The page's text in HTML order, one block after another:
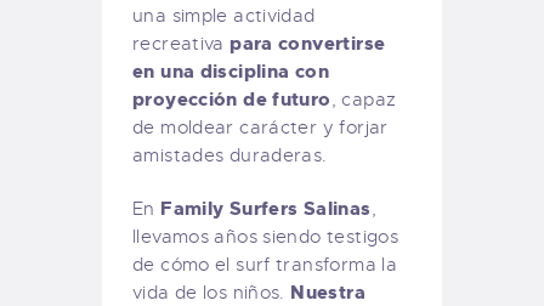
una simple actividad
recreativa para convertirse
en una disciplina con
proyección de futuro, capaz
de moldear carácter y forjar
amistades duraderas.
En Family Surfers Salinas,
llevamos años siendo testigos
de cómo el surf transforma la
vida de los niños. Nuestra